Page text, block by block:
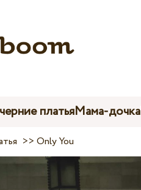
платьяМама-дочка
>>Only You